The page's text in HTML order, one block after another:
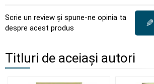
Scrie un review și spune-ne opinia ta
despre acest produs
✎
Titluri de aceiași autori